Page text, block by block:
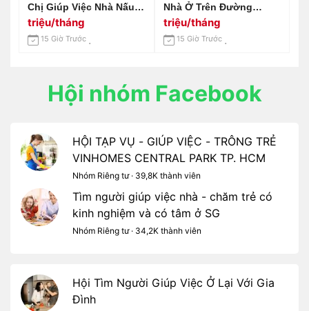
Chị Giúp Việc Nhà Nấu
Ăn ,dọn Dẹp Nhà Cửa
Lương Tháng 14 Triệu
triệu/tháng
15 Giờ Trước
Nhà Ở Trên Đường
Nguyễn Thị Định Q2
Ngay Phà Cát Lái Lương
Tháng 13 Triệu
triệu/tháng
15 Giờ Trước
Hội nhóm Facebook
HỘI TẠP VỤ - GIÚP VIỆC - TRÔNG TRẺ
VINHOMES CENTRAL PARK TP. HCM
Nhóm Riêng tư · 39,8K thành viên
Tìm người giúp việc nhà - chăm trẻ có
kinh nghiệm và có tâm ở SG
Nhóm Riêng tư · 34,2K thành viên
Hội Tìm Người Giúp Việc Ở Lại Với Gia
Đình